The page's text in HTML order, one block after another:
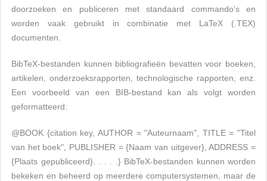
doorzoeken en publiceren met standaard commando's en
worden vaak gebruikt in combinatie met LaTeX (.TEX)
documenten.
BibTeX-bestanden kunnen bibliografieën bevatten voor boeken,
artikelen, onderzoeksrapporten, technologische rapporten, enz.
Een voorbeeld van een BIB-bestand kan als volgt worden
geformatteerd:
@BOOK {citation key, AUTHOR = "Auteurnaam", TITLE = "Titel
van het boek", PUBLISHER = {Naam van uitgever}, ADDRESS =
{Plaats gepubliceerd}. . . . .} BibTeX-bestanden kunnen worden
bekeken en beheerd op meerdere computersystemen, maar de